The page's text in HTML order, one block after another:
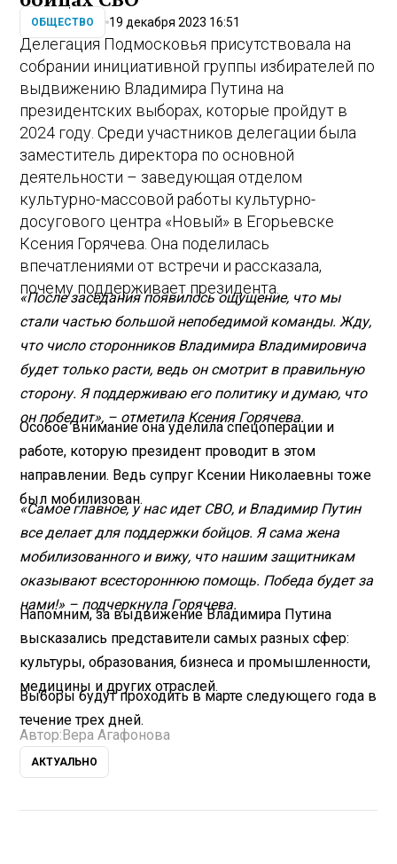
ОБЩЕСТВО 19 декабря 2023 16:51
Делегация Подмосковья присутствовала на
собрании инициативной группы избирателей по
выдвижению Владимира Путина на
президентских выборах, которые пройдут в
2024 году. Среди участников делегации была
заместитель директора по основной
деятельности – заведующая отделом
культурно-массовой работы культурно-
досугового центра «Новый» в Егорьевске
Ксения Горячева. Она поделилась
впечатлениями от встречи и рассказала,
почему поддерживает президента.
«После заседания появилось ощущение, что мы
стали частью большой непобедимой команды. Жду,
что число сторонников Владимира Владимировича
будет только расти, ведь он смотрит в правильную
сторону. Я поддерживаю его политику и думаю, что
он победит», – отметила Ксения Горячева.
Особое внимание она уделила спецоперации и
работе, которую президент проводит в этом
направлении. Ведь супруг Ксении Николаевны тоже
был мобилизован.
«Самое главное, у нас идет СВО, и Владимир Путин
все делает для поддержки бойцов. Я сама жена
мобилизованного и вижу, что нашим защитникам
оказывают всестороннюю помощь. Победа будет за
нами!» – подчеркнула Горячева.
Напомним, за выдвижение Владимира Путина
высказались представители самых разных сфер:
культуры, образования, бизнеса и промышленности,
медицины и других отраслей.
Выборы будут проходить в марте следующего года в
течение трех дней.
Автор: Вера Агафонова
АКТУАЛЬНО